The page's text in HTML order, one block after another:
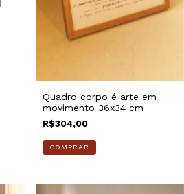
Quadro corpo é arte em
movimento 36x34 cm
R$304,00